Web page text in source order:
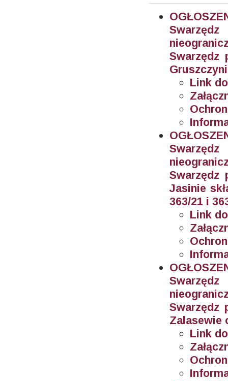
Swarzędz
Link
Swarzędz
Jasinie
363/21 i
Link
Swarzędz
Zalasewie
Link